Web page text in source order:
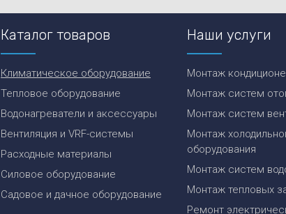
Каталог товаров
Климатическое оборудование
Тепловое оборудование
Водонагреватели и аксессуары
Вентиляция и VRF-системы
Расходные материалы
Силовое оборудование
Садовое и дачное оборудование
Наши услуги
Монтаж
Монтаж систем
Монтаж систем
Монтаж
оборудования
Монтаж систем
Монтаж тепловых
Ремонт